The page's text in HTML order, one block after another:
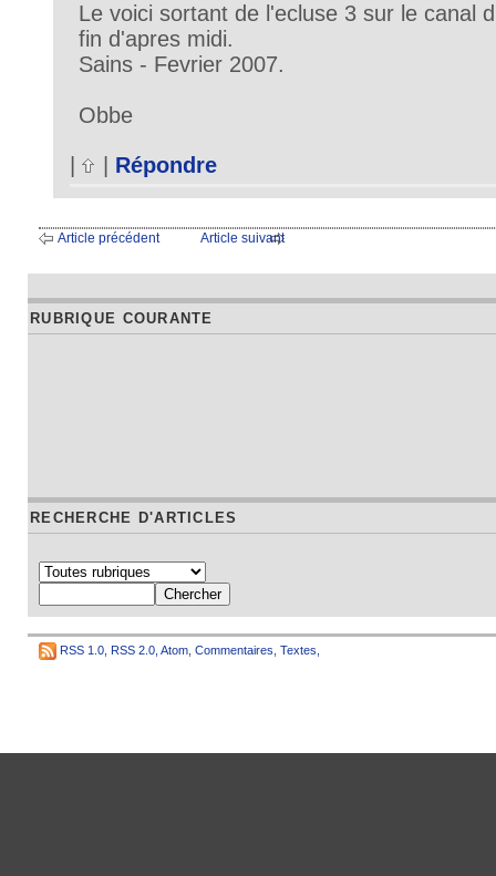
Le voici sortant de l'ecluse 3 sur le canal
fin d'apres midi.
Sains - Fevrier 2007.
Obbe
Répondre
Article précédent Article suivant
RUBRIQUE COURANTE
RECHERCHE D'ARTICLES
RSS 1.0 RSS 2.0 Atom Commentaires Textes